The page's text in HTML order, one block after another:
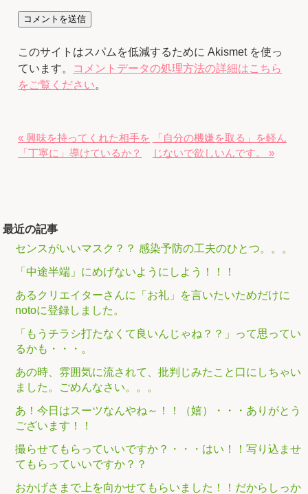
このサイトはスパムを低減するために Akismet を使っ
ています。
コメントデータの処理方法の詳細はこちら
をご覧ください。
« 興味を持ってくれた相手を
「丁寧に」導けているか？
「自分の機嫌を取る」を軽ん
じないで欲しいんです。 »
最近の記事
センスがいいマスク？？ 感染予防の工夫のひとつ。。。
「中途半端」にめげないようにしよう！！！
あるクリエイターさんに「お礼」を言いたいためだけに
notoに登録しました。
「もうチラシ打たなくて良いんじゃね？？」って思ってい
るかも・・・。
あの時、雰囲気に流されて、批判じみたこと口にしちゃい
ました。ごめんなさい。。。
あ！今日はスーツなんやね～！！（嬉）・・・ありがとう
ございます！！
撮らせてもらっていいですか？・・・はい！！写り込ませ
てもらっていいですか？？
おかげさまで上を向かせてもらいました！！だからしっか